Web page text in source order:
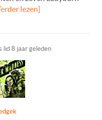
lezen]
lid8 jaar geleden